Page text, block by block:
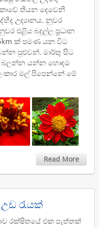
තියන දෙවෙනි
උද්‍යානය. නුවර
එළිය බදුල්ල ප්‍රධාන
ක් පමණ යන විට
පුළුවන්. මාර්තු සිට
බලන්න යන්න හොඳම
මල් පිපෙන්නේ මේ
Read More
රැයක්
රක්ෂිතයේ එක පැත්තක්